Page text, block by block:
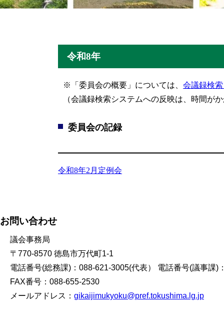
令和8年
※「委員会の概要」については、 会議録検
（会議録検索システムへの反映は、時間が
委員会の記録
令和8年2月定例会
お問い合わせ
議会事務局
〒770-8570 徳島市万代町1-1
電話番号(総務課)：088-621-3005(代表） 電話番号(議事課
FAX番号：088-655-2530
メールアドレス： gikaijimukyoku@pref.tokushima.lg.jp